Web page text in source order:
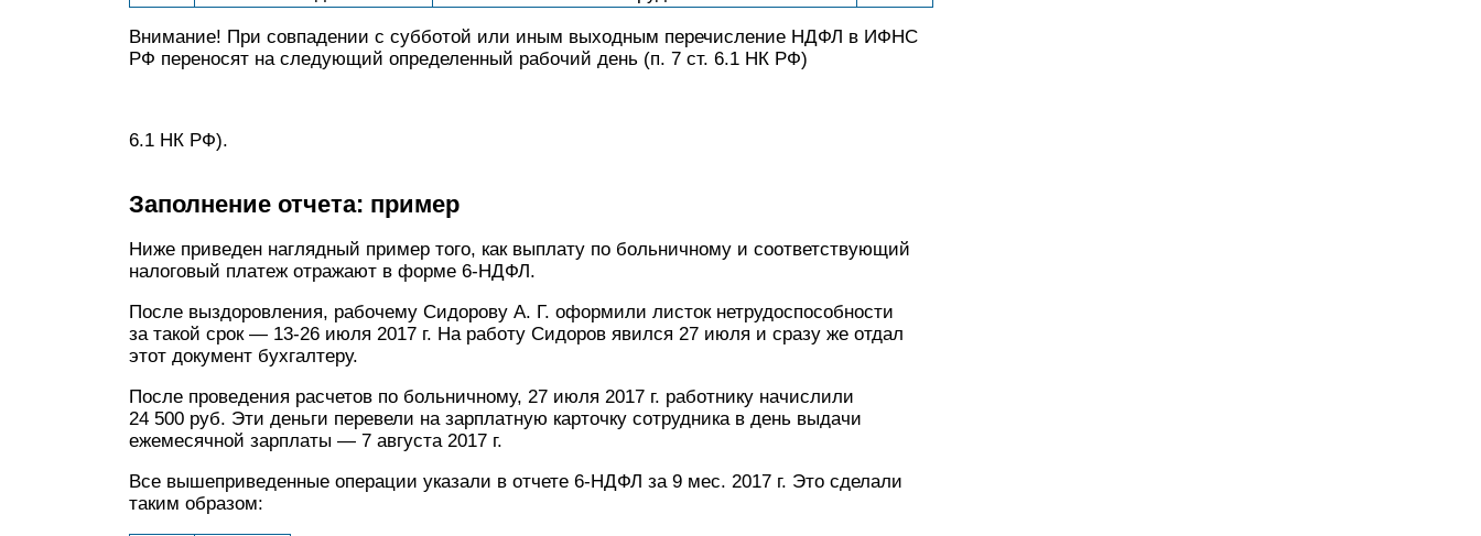
Внимание! При совпадении с субботой или иным выходным перечисление НДФЛ в ИФНС
РФ переносят на следующий определенный рабочий день (п. 7 ст. 6.1 НК РФ)
6.1 НК РФ).
Заполнение отчета: пример
Ниже приведен наглядный пример того, как выплату по больничному и соответствующий
налоговый платеж отражают в форме 6-НДФЛ.
После выздоровления, рабочему Сидорову А. Г. оформили листок нетрудоспособности
за такой срок — 13-26 июля 2017 г. На работу Сидоров явился 27 июля и сразу же отдал
этот документ бухгалтеру.
После проведения расчетов по больничному, 27 июля 2017 г. работнику начислили
24 500 руб. Эти деньги перевели на зарплатную карточку сотрудника в день выдачи
ежемесячной зарплаты — 7 августа 2017 г.
Все вышеприведенные операции указали в отчете 6-НДФЛ за 9 мес. 2017 г. Это сделали
таким образом: